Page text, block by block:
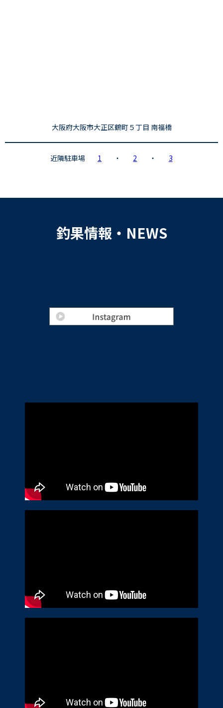
大阪府大阪市大正区鶴町５丁目 南福橋
近隣駐車場 1 ・ 2 ・ 3
釣果情報・NEWS